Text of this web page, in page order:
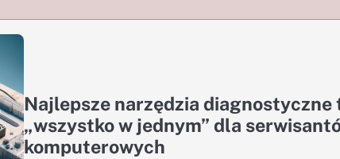
Najlepsze narzędzia diagnostyczne
„wszystko w jednym” dla
komputerowych